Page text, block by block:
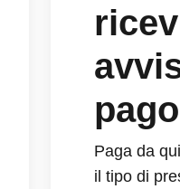
Paga da
il tipo di